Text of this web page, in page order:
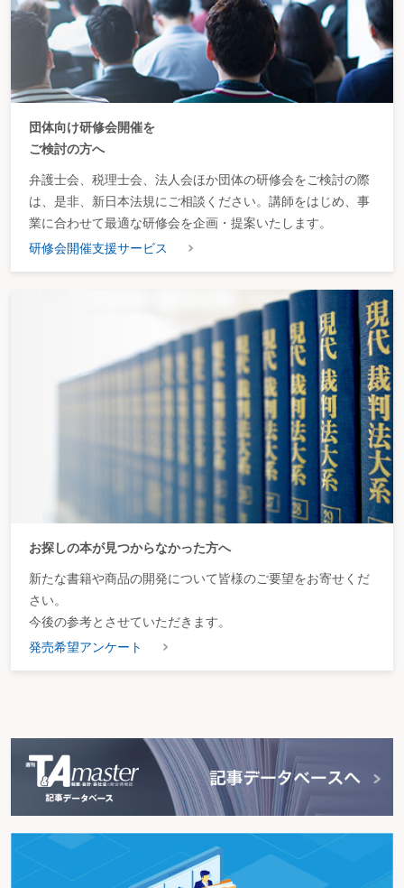
団体向け研修会開催を
ご検討の方へ
弁護士会、税理士会、法人会ほか団体の研修会をご検討の際
は、是非、新日本法規にご相談ください。講師をはじめ、事
業に合わせて最適な研修会を企画・提案いたします。
研修会開催支援サービス
お探しの本が見つからなかった方へ
新たな書籍や商品の開発について皆様のご要望をお寄せくだ
さい。
今後の参考とさせていただきます。
発売希望アンケート